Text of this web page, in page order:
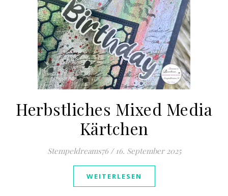
Herbstliches Mixed Media
Kärtchen
Stempeldreams76 / 16. September 2025
WEITERLESEN